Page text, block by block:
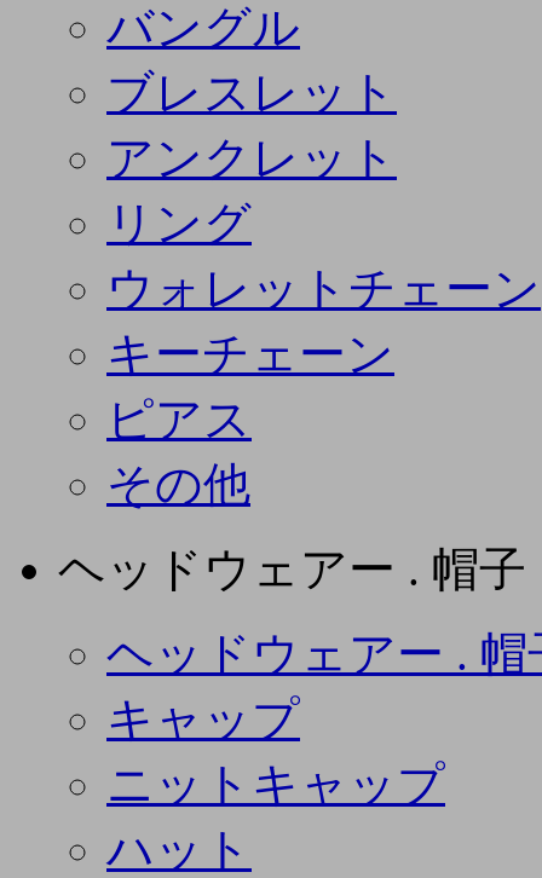
バングル
ブレスレット
アンクレット
リング
ウォレットチェーン
キーチェーン
ピアス
その他
ヘッドウェアー . 帽子
ヘッドウェアー . 帽
キャップ
ニットキャップ
ハット